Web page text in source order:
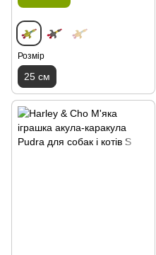
Розмір
25 см